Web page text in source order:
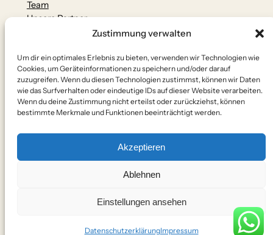
Zustimmung verwalten
Um dir ein optimales Erlebnis zu bieten, verwenden wir Technologien wie
Cookies, um Geräteinformationen zu speichern und/oder darauf
zuzugreifen. Wenn du diesen Technologien zustimmst, können wir Daten
wie das Surfverhalten oder eindeutige IDs auf dieser Website verarbeiten.
Wenn du deine Zustimmung nicht erteilst oder zurückziehst, können
bestimmte Merkmale und Funktionen beeinträchtigt werden.
Akzeptieren
Ablehnen
Einstellungen ansehen
DatenschutzerklärungImpressum
Team
Unsere Partner
Datenschutzerklärung
Impressum
Kontakt
Social
WhatsApp InstagramX YouTube Facebook TelegramE-Mail
©2026 2HP-Premium